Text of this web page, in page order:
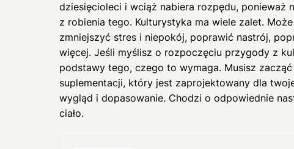
dziesięcioleci i wciąż nabiera rozpędu, ponieważ
z robienia tego. Kulturystyka ma wiele zalet.
zmniejszyć stres i niepokój, poprawić nastrój,
więcej. Jeśli myślisz o rozpoczęciu przygody z
podstawy tego, czego to wymaga. Musisz
suplementacji, który jest zaprojektowany dla
wygląd i dopasowanie. Chodzi o odpowiednie
ciało.